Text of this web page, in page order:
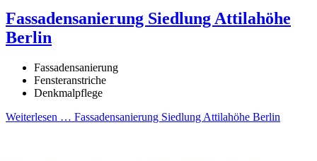
Fassadensanierung Siedlung Attilahöhe
Berlin
Fassadensanierung
Fensteranstriche
Denkmalpflege
Weiterlesen … Fassadensanierung Siedlung Attilahöhe Berlin